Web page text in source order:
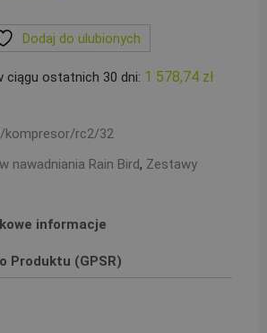
Dodaj do ulubionych
ciągu ostatnich 30 dni: 1 578,74 zł
kompresor/rc2/32
nawadniania Rain Bird, Zestawy
informacje
Produktu (GPSR)